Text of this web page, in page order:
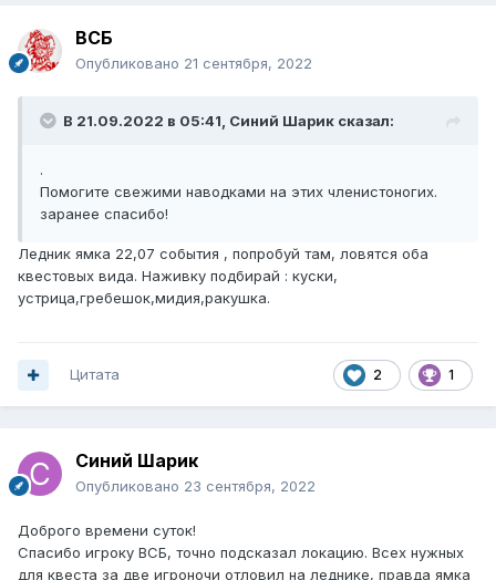
ВСБ
Опубликовано 21 сентября, 2022
В 21.09.2022 в 05:41, Синий Шарик сказал:
.
Помогите свежими наводками на этих членистоногих.
заранее спасибо!
Ледник ямка 22,07 события , попробуй там, ловятся оба
квестовых вида. Наживку подбирай : куски,
устрица,гребешок,мидия,ракушка.
2 1
Цитата
Синий Шарик
Опубликовано 23 сентября, 2022
Доброго времени суток!
Спасибо игроку ВСБ, точно подсказал локацию. Всех нужных
для квеста за две игроночи отловил на леднике, правда ямка